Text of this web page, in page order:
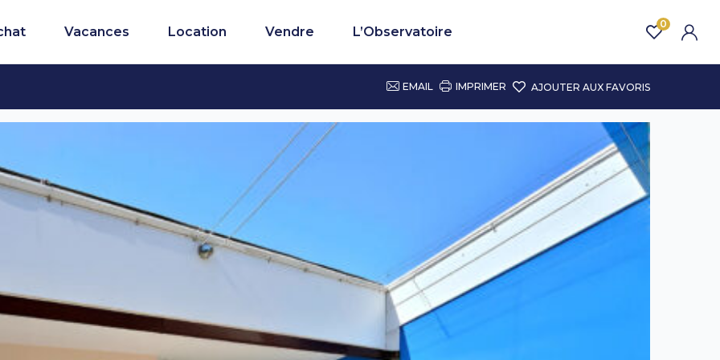
Vacances Location Vendre L’Observatoire
0
EMAIL IMPRIMER AJOUTER AUX FAVORIS